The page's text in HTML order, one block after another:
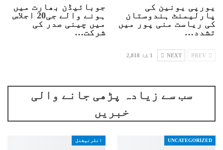
یورپی یونین کی
پارلیمنٹ ہندوستان
کی ریاست منی پور میں
تشدد…
جوبائیڈن بھارت میں
ہونے والے جی20 اجلاس
میں چینی صدر کی
شرکت…
NEXT 1 کا 2,818
سب سے زیادہ پڑھی جانے والی
خبریں
UNCATEGORIZED انٹرنیشنل